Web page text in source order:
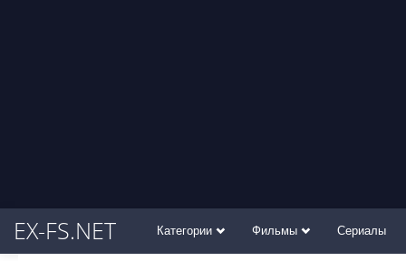
EX-FS.NET Категории Фильмы Сериалы